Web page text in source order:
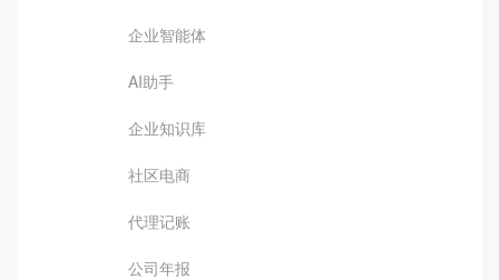
企业智能体
AI助手
企业知识库
社区电商
代理记账
公司年报